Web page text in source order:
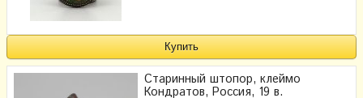
Старинный штопор, клеймо
Кондратов, Россия, 19 в.